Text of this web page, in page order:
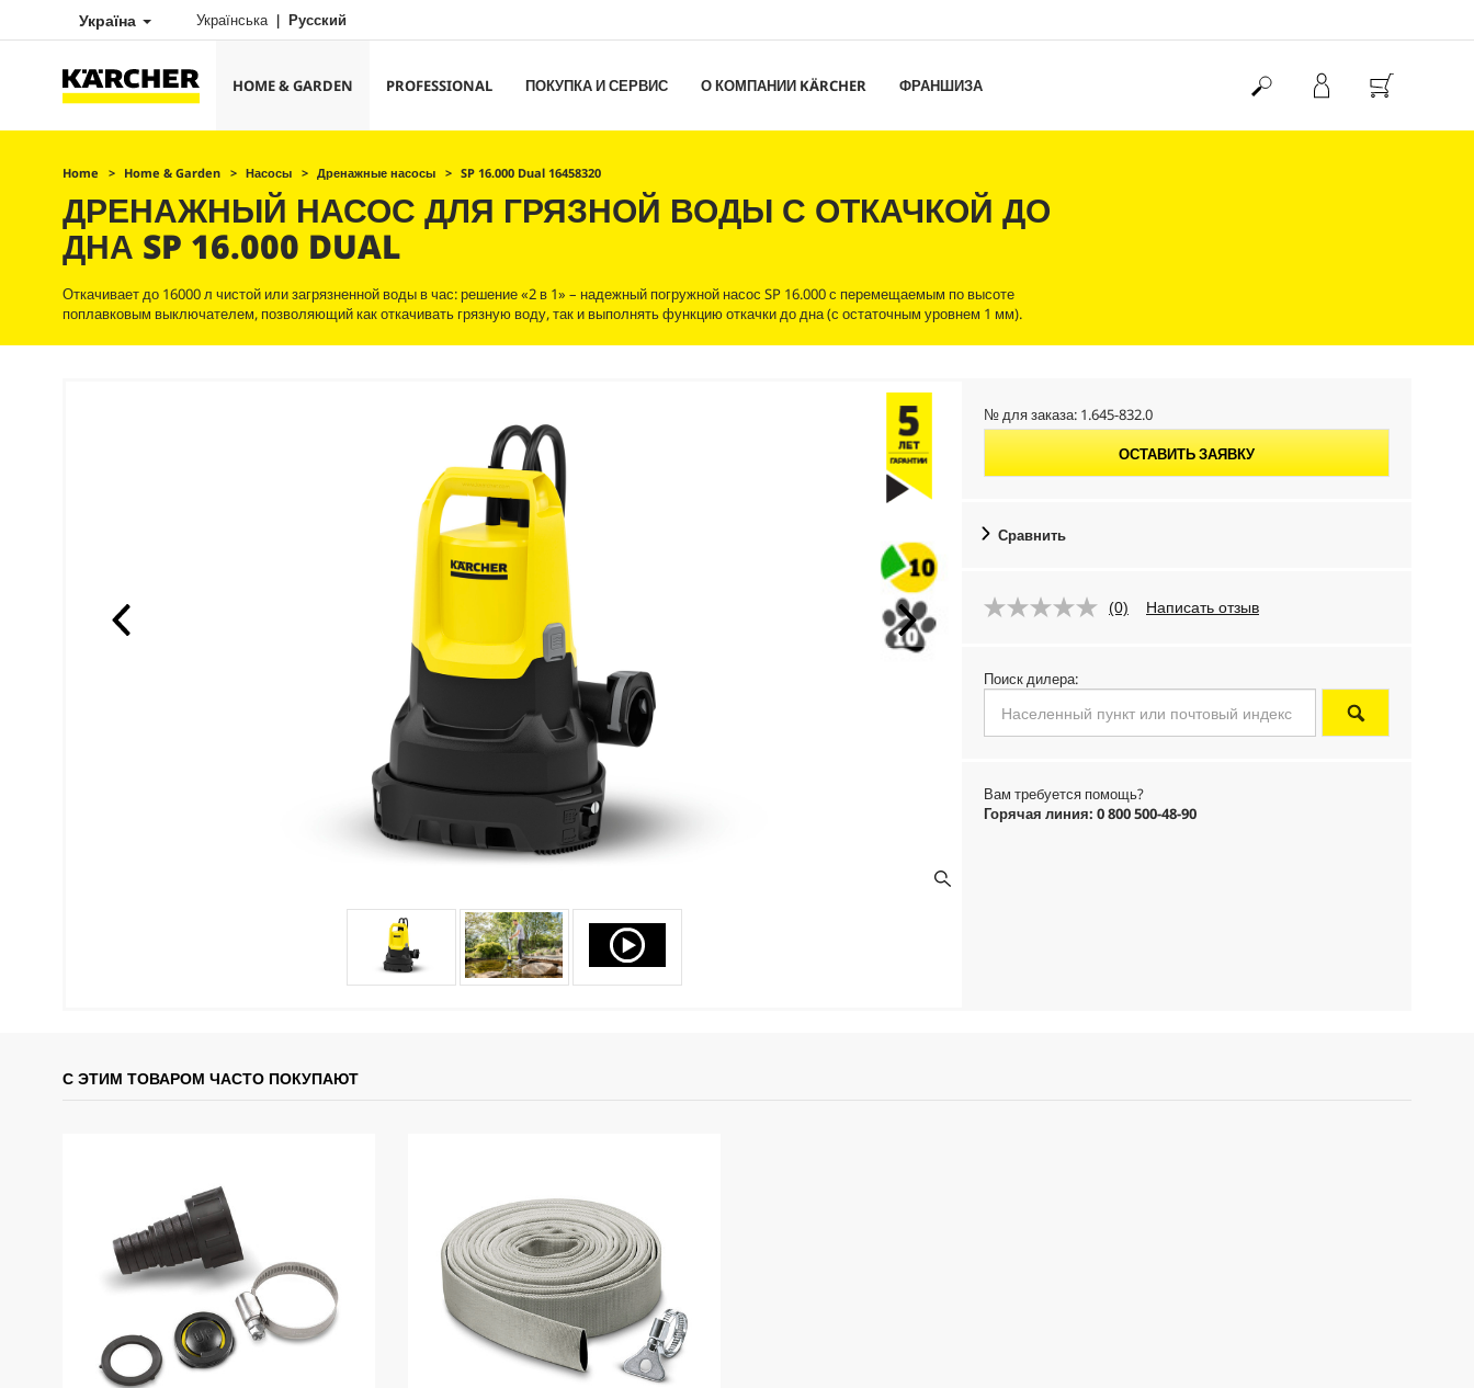
Україна Українська Русский
HOME & GARDEN PROFESSIONAL ПОКУПКА И СЕРВИС О КОМПАНИИ KÄRCHER ФРАНШИЗА
Home Home & Garden Насосы Дренажные насосы SP 16.000 Dual 16458320
ДРЕНАЖНЫЙ НАСОС ДЛЯ ГРЯЗНОЙ ВОДЫ С ОТКАЧКОЙ ДО
ДНА SP 16.000 DUAL
Откачивает до 16000 л чистой или загрязненной воды в час: решение «2 в 1» – надежный погружной насос SP 16.000 с перемещаемым по высоте
поплавковым выключателем, позволяющий как откачивать грязную воду, так и выполнять функцию откачки до дна (с остаточным уровнем 1 мм).
№ для заказа: 1.645-832.0
ОСТАВИТЬ ЗАЯВКУ
Сравнить
(0) Написать отзыв
Поиск дилера:
Вам требуется помощь?
Горячая линия: 0 800 500-48-90
С ЭТИМ ТОВАРОМ ЧАСТО ПОКУПАЮТ